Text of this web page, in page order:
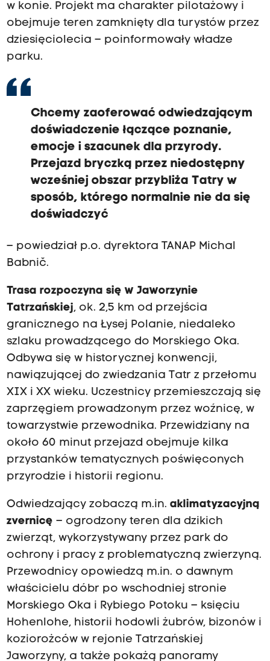
w konie. Projekt ma charakter pilotażowy i
obejmuje teren zamknięty dla turystów przez
dziesięciolecia – poinformowały władze
parku.
Chcemy zaoferować odwiedzającym
doświadczenie łączące poznanie,
emocje i szacunek dla przyrody.
Przejazd bryczką przez niedostępny
wcześniej obszar przybliża Tatry w
sposób, którego normalnie nie da się
doświadczyć
– powiedział p.o. dyrektora TANAP Michal
Babnič.
Trasa rozpoczyna się w Jaworzynie
Tatrzańskiej, ok. 2,5 km od przejścia
granicznego na Łysej Polanie, niedaleko
szlaku prowadzącego do Morskiego Oka.
Odbywa się w historycznej konwencji,
nawiązującej do zwiedzania Tatr z przełomu
XIX i XX wieku. Uczestnicy przemieszczają się
zaprzęgiem prowadzonym przez woźnicę, w
towarzystwie przewodnika. Przewidziany na
około 60 minut przejazd obejmuje kilka
przystanków tematycznych poświęconych
przyrodzie i historii regionu.
Odwiedzający zobaczą m.in. aklimatyzacyjną
zvernicę – ogrodzony teren dla dzikich
zwierząt, wykorzystywany przez park do
ochrony i pracy z problematyczną zwierzyną.
Przewodnicy opowiedzą m.in. o dawnym
właścicielu dóbr po wschodniej stronie
Morskiego Oka i Rybiego Potoku – księciu
Hohenlohe, historii hodowli żubrów, bizonów i
koziorożców w rejonie Tatrzańskiej
Jaworzyny, a także pokażą panoramy